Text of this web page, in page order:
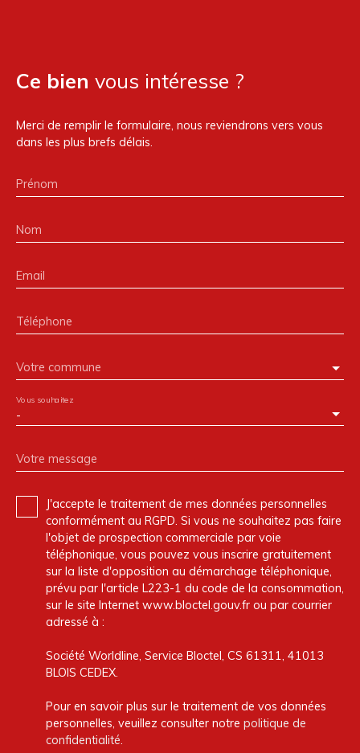
Ce bien vous intéresse ?
Merci de remplir le formulaire, nous reviendrons vers vous
dans les plus brefs délais.
Prénom
Nom
Email
Téléphone
Votre commune
-
Vous souhaitez
Votre message
J'accepte le traitement de mes données personnelles
conformément au RGPD. Si vous ne souhaitez pas faire
l'objet de prospection commerciale par voie
téléphonique, vous pouvez vous inscrire gratuitement
sur la liste d'opposition au démarchage téléphonique,
prévu par l'article L223-1 du code de la consommation,
sur le site Internet www.bloctel.gouv.fr ou par courrier
adressé à :
Société Worldline, Service Bloctel, CS 61311, 41013
BLOIS CEDEX.
Pour en savoir plus sur le traitement de vos données
personnelles, veuillez consulter notre politique de
confidentialité.